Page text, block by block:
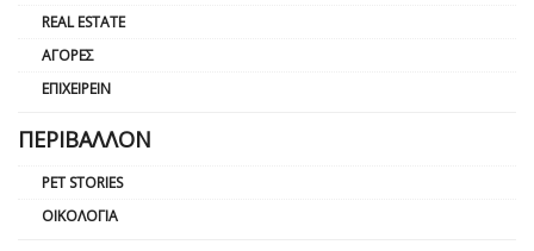
REAL ESTATE
ΑΓΟΡΈΣ
ΕΠΙΧΕΙΡΕΊΝ
ΠΕΡΙΒΆΛΛΟΝ
PET STORIES
ΟΙΚΟΛΟΓΊΑ